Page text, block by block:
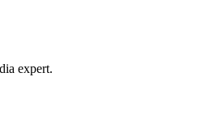
expert.